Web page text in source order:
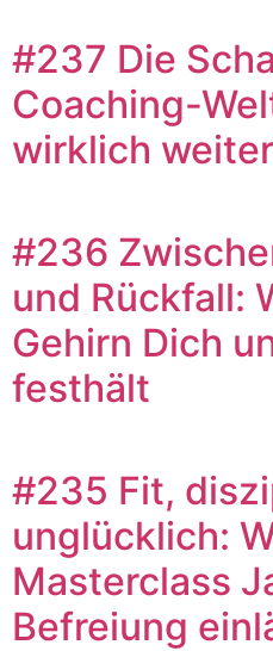
#237 Die
Coaching-
wirklich
#236
und Rückfall:
Gehirn Dich
festhält
#235 Fit,
unglücklich:
Masterclass
Befreiung